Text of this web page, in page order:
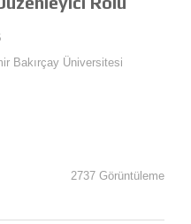
Bakırçay Üniversitesi
2737 Görüntüleme